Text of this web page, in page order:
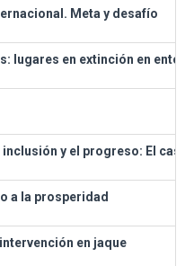
Meta y desafío
lugares en extinción en
y el progreso: El caso
a la prosperidad
en jaque